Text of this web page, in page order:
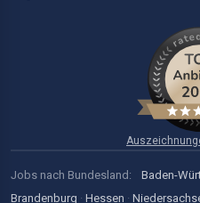
Jobs nach Bundesland: Baden-
Brandenburg · Hessen ·